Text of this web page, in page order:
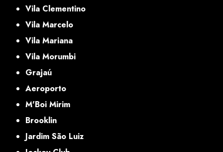
Vila Clementino
Vila Marcelo
Vila Mariana
Vila Morumbi
Grajaú
Aeroporto
M'Boi Mirim
Brooklin
Jardim São Luiz